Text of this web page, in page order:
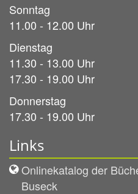
Sonntag
11.00 - 12.00 Uhr
Dienstag
11.30 - 13.00 Uhr
17.30 - 19.00 Uhr
Donnerstag
17.30 - 19.00 Uhr
Links
Onlinekatalog der
Buseck